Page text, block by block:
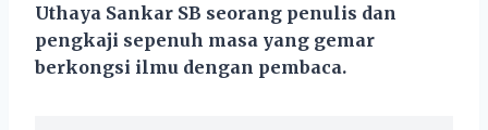
Uthaya Sankar SB seorang penulis dan
pengkaji sepenuh masa yang gemar
berkongsi ilmu dengan pembaca.